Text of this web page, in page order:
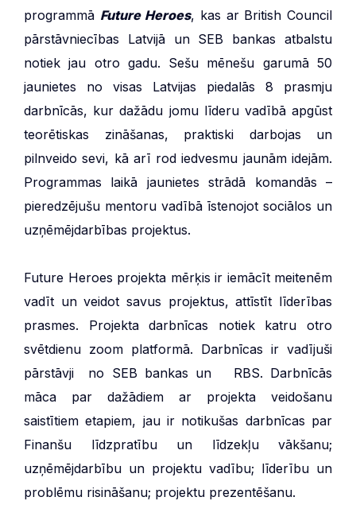
programmā Future Heroes, kas ar British Council
pārstāvniecības Latvijā un SEB bankas atbalstu
notiek jau otro gadu. Sešu mēnešu garumā 50
jaunietes no visas Latvijas piedalās 8 prasmju
darbnīcās, kur dažādu jomu līderu vadībā apgūst
teorētiskas zināšanas, praktiski darbojas un
pilnveido sevi, kā arī rod iedvesmu jaunām idejām.
Programmas laikā jaunietes strādā komandās –
pieredzējušu mentoru vadībā īstenojot sociālos un
uzņēmējdarbības projektus.
Future Heroes projekta mērķis ir iemācīt meitenēm
vadīt un veidot savus projektus, attīstīt līderības
prasmes. Projekta darbnīcas notiek katru otro
svētdienu zoom platformā. Darbnīcas ir vadījuši
pārstāvji no SEB bankas un RBS. Darbnīcās
māca par dažādiem ar projekta veidošanu
saistītiem etapiem, jau ir notikušas darbnīcas par
Finanšu līdzpratību un līdzekļu vākšanu;
uzņēmējdarbību un projektu vadību; līderību un
problēmu risināšanu; projektu prezentēšanu.